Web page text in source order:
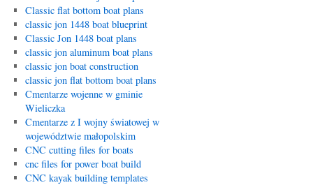
Classic flat bottom boat plans
classic jon 1448 boat blueprint
Classic Jon 1448 boat plans
classic jon aluminum boat plans
classic jon boat construction
classic jon flat bottom boat plans
Cmentarze wojenne w gminie
Wieliczka
Cmentarze z I wojny światowej w
województwie małopolskim
CNC cutting files for boats
cnc files for power boat build
CNC kayak building templates